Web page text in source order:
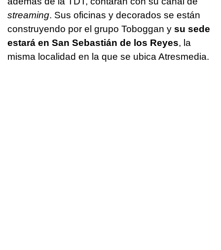
streaming. Sus oficinas y decorados se están
construyendo por el grupo Toboggan y su sede
estará en San Sebastián de los Reyes, la
misma localidad en la que se ubica Atresmedia.